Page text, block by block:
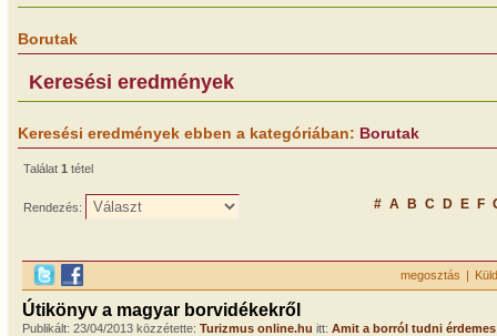
Borutak
Keresési eredmények
Keresési eredmények ebben a kategóriában: Borutak
Találat 1 tétel
Rendezés: # A B C D E F
megosztás |
Útikönyv a magyar borvidékekről
Publikált: 23/04/2013 közzétette: Turizmus online.hu itt: Amit a borról tudni érdemes